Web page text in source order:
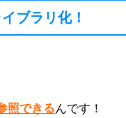
ブラリ化！
照できる んです！